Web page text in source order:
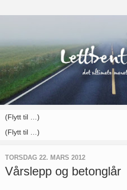
TORSDAG 22. MARS 2012
Vårslepp og betonglår